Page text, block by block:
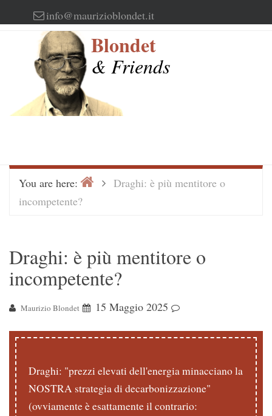
to
info@maurizioblondet.it
Blondet
& Friends
You are here: HomeDraghi: è più mentitore o
incompetente?
Draghi: è più mentitore o
incompetente?
Maurizio Blondet 15 Maggio 2025
Draghi: "prezzi elevati dell'energia minacciano la
NOSTRA strategia di decarbonizzazione"
(ovviamente è esattamente il contrario: